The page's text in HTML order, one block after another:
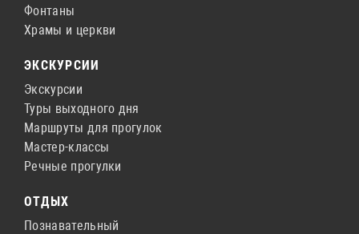
Фонтаны
Храмы и церкви
ЭКСКУРСИИ
Экскурсии
Туры выходного дня
Маршруты для прогулок
Мастер-классы
Речные прогулки
ОТДЫХ
Познавательный